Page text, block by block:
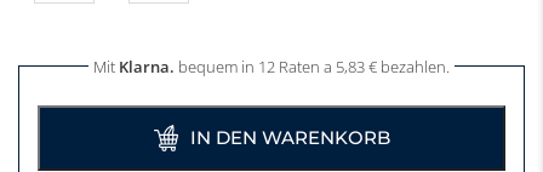
Mit Klarna. bequem in 12 Raten a 5,83€ bezahlen.
IN DEN WARENKORB